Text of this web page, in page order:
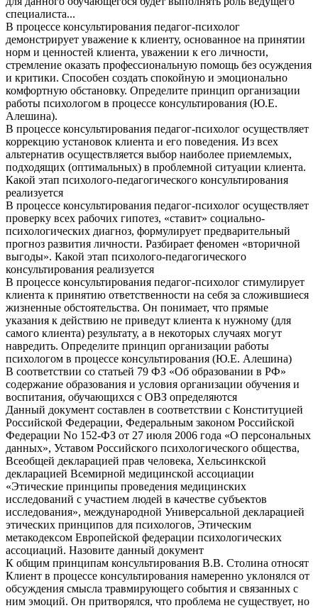
специалиста...
В процессе консультирования педагог-психолог
демонстрирует уважение к клиенту, основанное на принятии
норм и ценностей клиента, уважении к его личности,
стремление оказать профессиональную помощь без осуждения
и критики. Способен создать спокойную и эмоционально
комфортную обстановку. Определите принцип организации
работы психологом в процессе консультирования (Ю.Е.
Алешина).
В процессе консультирования педагог-психолог осуществляет
коррекцию установок клиента и его поведения. Из всех
альтернатив осуществляется выбор наиболее приемлемых,
подходящих (оптимальных) в проблемной ситуации клиента.
Какой этап психолого-педагогического консультирования
реализуется
В процессе консультирования педагог-психолог осуществляет
проверку всех рабочих гипотез, «ставит» социально-
психологических диагноз, формулирует предварительный
прогноз развития личности. Разбирает феномен «вторичной
выгоды». Какой этап психолого-педагогического
консультирования реализуется
В процессе консультирования педагог-психолог стимулирует
клиента к принятию ответственности на себя за сложившиеся
жизненные обстоятельства. Он понимает, что прямые
указания к действию не приведут клиента к нужному (для
самого клиента) результату, а в некоторых случаях могут
навредить. Определите принцип организации работы
психологом в процессе консультирования (Ю.Е. Алешина)
В соответствии со статьей 79 ФЗ «Об образовании в РФ»
содержание образования и условия организации обучения и
воспитания, обучающихся с ОВЗ определяются
Данный документ составлен в соответствии с Конституцией
Российской Федерации, Федеральным законом Российской
Федерации No 152-ФЗ от 27 июля 2006 года «О персональных
данных», Уставом Российского психологического общества,
Всеобщей декларацией прав человека, Хельсинкской
декларацией Всемирной медицинской ассоциации
«Этические принципы проведения медицинских
исследований с участием людей в качестве субъектов
исследования», международной Универсальной декларацией
этических принципов для психологов, Этическим
метакодексом Европейской федерации психологических
ассоциаций. Назовите данный документ
К общим принципам консультирования В.В. Столина относят
Клиент в процессе консультирования намеренно уклонялся от
обсуждения смысла травмирующего события и связанных с
ним эмоций. Он притворялся, что проблема не существует, но